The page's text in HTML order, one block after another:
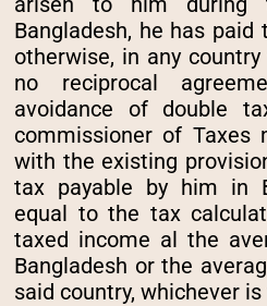
Bangladesh, he has paid
otherwise, in any
no reciprocal
avoidance of double
commissioner of Taxes
with the existing
tax payable by him in
equal to the tax
taxed income al the
Bangladesh or the
said country, whichever